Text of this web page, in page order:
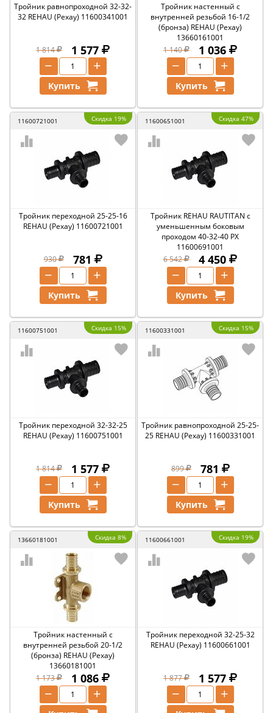
Тройник равнопроходной 32-32-
32 REHAU (Рехау) 11600341001
1 814 1 577
+
−
Купить
Тройник настенный с
внутренней резьбой 16-1/2
(бронза) REHAU (Рехау)
13660161001
1 140
1 036
+
−
Купить
11600721001 Скидка 19%
Тройник переходной 25-25-16
REHAU (Рехау) 11600721001
930 781
+
−
Купить
11600651001 Скидка 47%
Тройник REHAU RAUTITAN с
уменьшенным боковым
проходом 40-32-40 PX
11600691001
6 542
4 450
+
−
Купить
11600751001 Скидка 15%
Тройник переходной 32-32-25
REHAU (Рехау) 11600751001
1 814 1 577
+
−
Купить
11600331001 Скидка 15%
Тройник равнопроходной 25-25-
25 REHAU (Рехау) 11600331001
899 781
+
−
Купить
13660181001 Скидка 8%
Тройник настенный с
внутренней резьбой 20-1/2
(бронза) REHAU (Рехау)
13660181001
1 173
1 086
+
−
11600661001 Скидка 19%
Тройник переходной 32-25-32
REHAU (Рехау) 11600661001
1 877 1 577
+
−